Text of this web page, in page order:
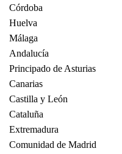
Córdoba
Huelva
Málaga
Andalucía
Principado de Asturias
Canarias
Castilla y León
Cataluña
Extremadura
Comunidad de Madrid